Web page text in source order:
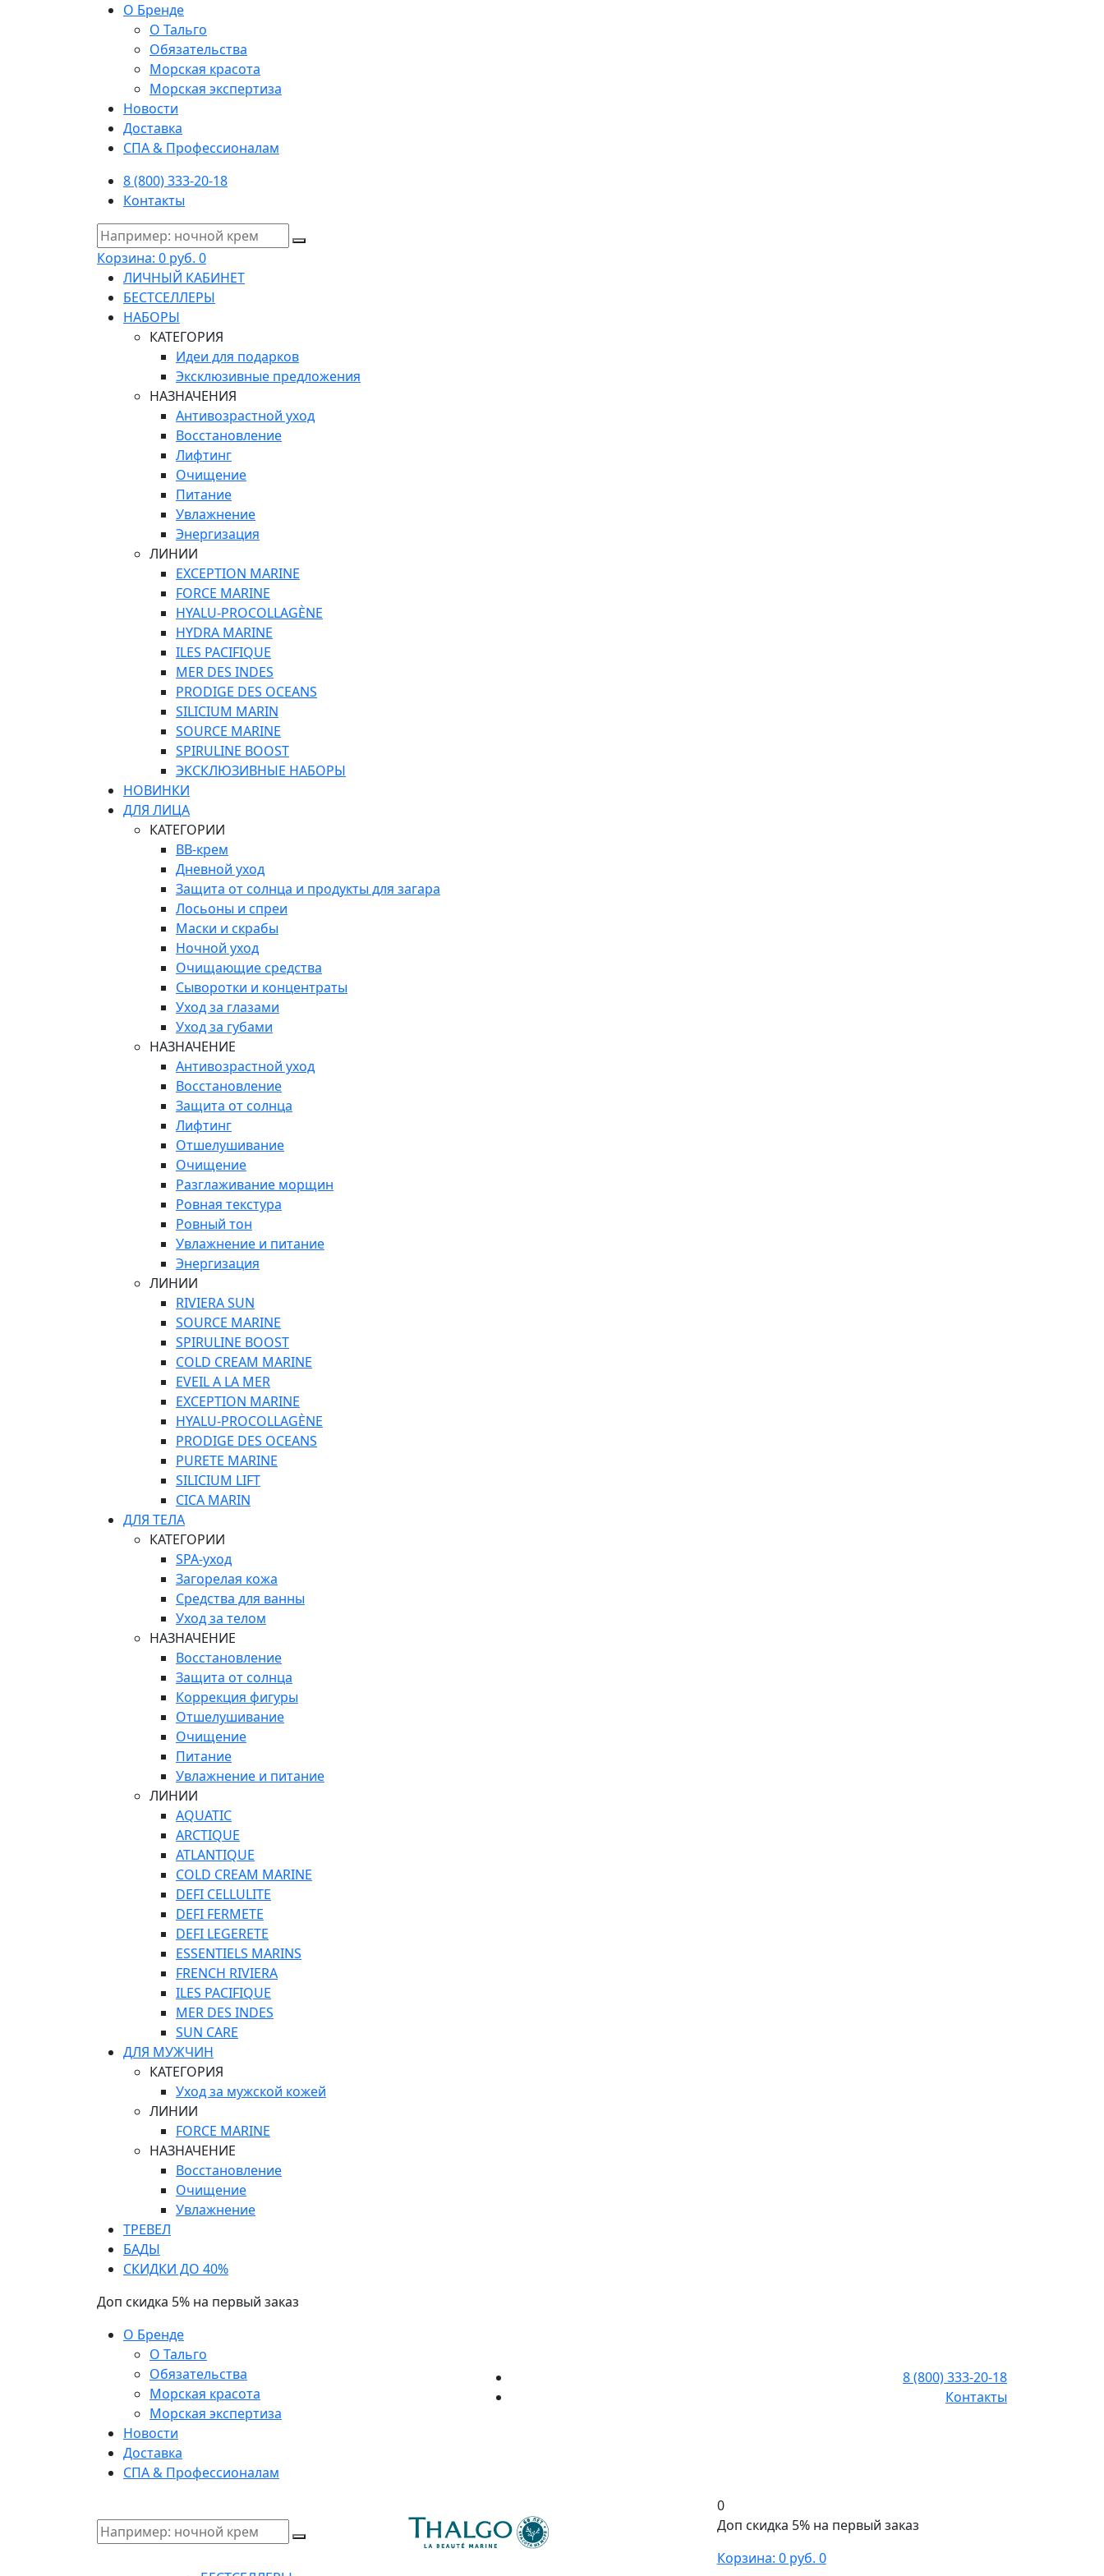
О Бренде
О Тальго
Обязательства
Морская красота
Морская экспертиза
Новости
Доставка
СПА & Профессионалам
8 (800) 333-20-18
Контакты
Корзина: 0 руб. 0
ЛИЧНЫЙ КАБИНЕТ
БЕСТСЕЛЛЕРЫ
НАБОРЫ
КАТЕГОРИЯ
Идеи для подарков
Эксклюзивные предложения
НАЗНАЧЕНИЯ
Антивозрастной уход
Восстановление
Лифтинг
Очищение
Питание
Увлажнение
Энергизация
ЛИНИИ
EXCEPTION MARINE
FORCE MARINE
HYALU-PROCOLLAGÈNE
HYDRA MARINE
ILES PACIFIQUE
MER DES INDES
PRODIGE DES OCEANS
SILICIUM MARIN
SOURCE MARINE
SPIRULINE BOOST
ЭКСКЛЮЗИВНЫЕ НАБОРЫ
НОВИНКИ
ДЛЯ ЛИЦА
КАТЕГОРИИ
ВВ-крем
Дневной уход
Защита от солнца и продукты для загара
Лосьоны и спреи
Маски и скрабы
Ночной уход
Очищающие средства
Сыворотки и концентраты
Уход за глазами
Уход за губами
НАЗНАЧЕНИЕ
Антивозрастной уход
Восстановление
Защита от солнца
Лифтинг
Отшелушивание
Очищение
Разглаживание морщин
Ровная текстура
Ровный тон
Увлажнение и питание
Энергизация
ЛИНИИ
RIVIERA SUN
SOURCE MARINE
SPIRULINE BOOST
COLD CREAM MARINE
EVEIL A LA MER
EXCEPTION MARINE
HYALU-PROCOLLAGÈNE
PRODIGE DES OCEANS
PURETE MARINE
SILICIUM LIFT
СICA MARIN
ДЛЯ ТЕЛА
КАТЕГОРИИ
SPA-уход
Загорелая кожа
Средства для ванны
Уход за телом
НАЗНАЧЕНИЕ
Восстановление
Защита от солнца
Коррекция фигуры
Отшелушивание
Очищение
Питание
Увлажнение и питание
ЛИНИИ
AQUATIC
ARCTIQUE
ATLANTIQUE
COLD CREAM MARINE
DEFI CELLULITE
DEFI FERMETE
DEFI LEGERETE
ESSENTIELS MARINS
FRENCH RIVIERA
ILES PACIFIQUE
MER DES INDES
SUN CARE
ДЛЯ МУЖЧИН
КАТЕГОРИЯ
Уход за мужской кожей
ЛИНИИ
FORCE MARINE
НАЗНАЧЕНИЕ
Восстановление
Очищение
Увлажнение
ТРЕВЕЛ
БАДЫ
СКИДКИ ДО 40%
Доп скидка 5% на первый заказ
О Бренде
О Тальго
Обязательства
Морская красота
Морская экспертиза
Новости
Доставка
СПА & Профессионалам
8 (800) 333-20-18
Контакты
0
Доп скидка 5% на первый заказ
Корзина: 0 руб. 0